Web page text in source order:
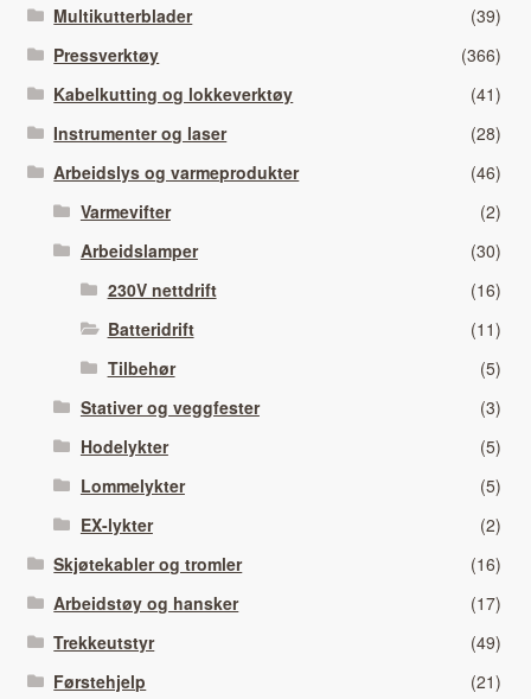
Multikutterblader
(39)
Pressverktøy
(366)
Kabelkutting og lokkeverktøy
(41)
Instrumenter og laser
(28)
Arbeidslys og varmeprodukter
(46)
Varmevifter
(2)
Arbeidslamper
(30)
230V nettdrift
(16)
Batteridrift
(11)
Tilbehør
(5)
Stativer og veggfester
(3)
Hodelykter
(5)
Lommelykter
(5)
EX-lykter
(2)
Skjøtekabler og tromler
(16)
Arbeidstøy og hansker
(17)
Trekkeutstyr
(49)
Førstehjelp
(21)